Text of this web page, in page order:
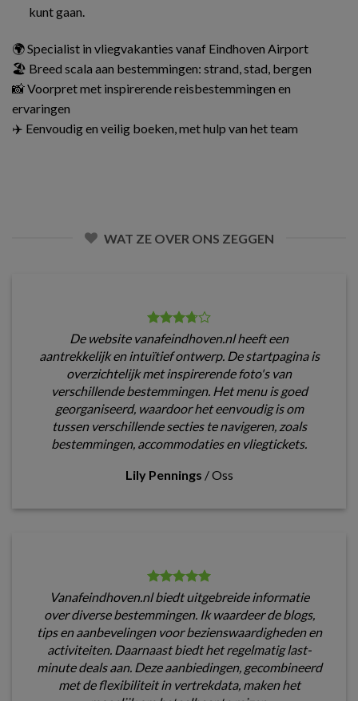
kunt gaan.
🌍 Specialist in vliegvakanties vanaf Eindhoven Airport
🏖️ Breed scala aan bestemmingen: strand, stad, bergen
📸 Voorpret met inspirerende reisbestemmingen en
ervaringen
✈️ Eenvoudig en veilig boeken, met hulp van het team
WAT ZE OVER ONS ZEGGEN
De website vanafeindhoven.nl heeft een
aantrekkelijk en intuïtief ontwerp. De startpagina is
overzichtelijk met inspirerende foto's van
verschillende bestemmingen. Het menu is goed
georganiseerd, waardoor het eenvoudig is om
tussen verschillende secties te navigeren, zoals
bestemmingen, accommodaties en vliegtickets.
Lily Pennings /Oss
Vanafeindhoven.nl biedt uitgebreide informatie
over diverse bestemmingen. Ik waardeer de blogs,
tips en aanbevelingen voor bezienswaardigheden en
activiteiten. Daarnaast biedt het regelmatig last-
minute deals aan. Deze aanbiedingen, gecombineerd
met de flexibiliteit in vertrekdata, maken het